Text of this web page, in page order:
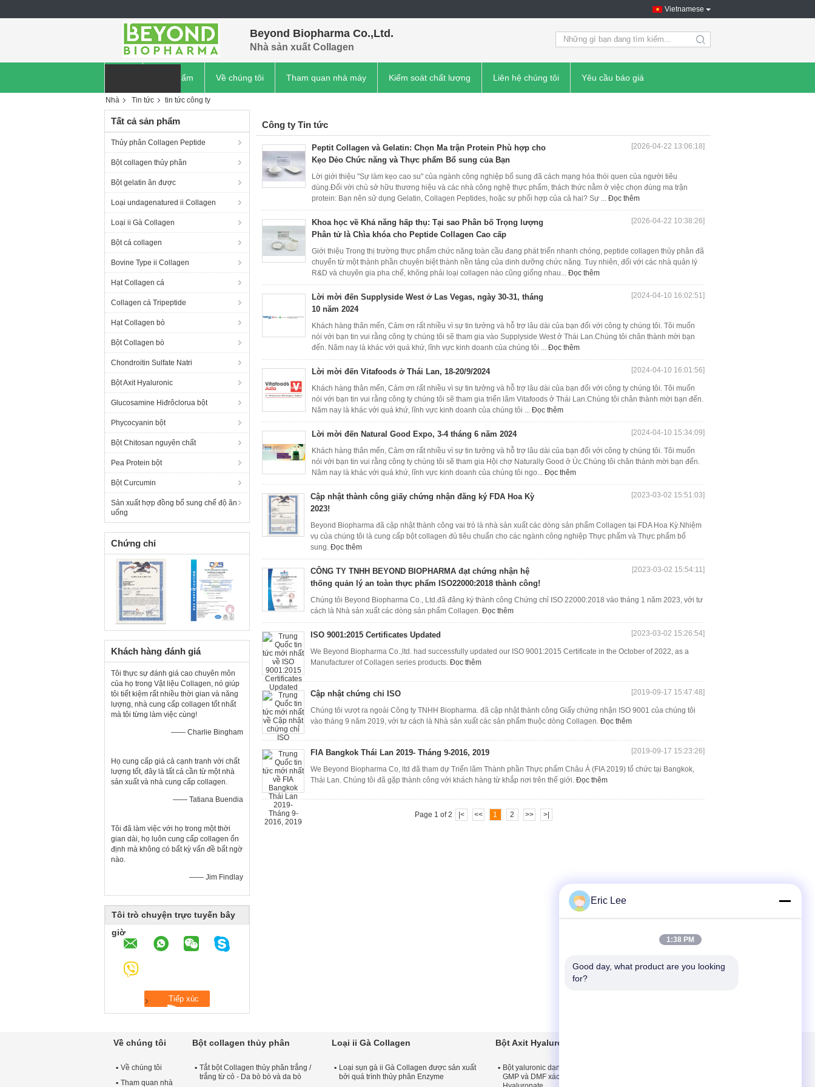
Vietnamese
Beyond Biopharma Co.,Ltd.
Nhà sản xuất Collagen search
Sản phẩm Về chúng tôi Tham quan nhà máy Kiểm soát chất lượng Liên hệ chúng tôi Yêu cầu báo giá
tin tức công ty
Nhà Tin tức tin tức công ty
Tất cả sản phẩm
Thủy phân Collagen Peptide
Bột collagen thủy phân
Bột gelatin ăn được
Loại undagenatured ii Collagen
Loại ii Gà Collagen
Bột cá collagen
Bovine Type ii Collagen
Hạt Collagen cá
Collagen cá Tripeptide
Hạt Collagen bò
Bột Collagen bò
Chondroitin Sulfate Natri
Bột Axit Hyaluronic
Glucosamine Hiđrôclorua bột
Phycocyanin bột
Bột Chitosan nguyên chất
Pea Protein bột
Bột Curcumin
Sản xuất hợp đồng bổ sung chế độ ăn
uống
Chứng chỉ
Khách hàng đánh giá
Tôi thực sự đánh giá cao chuyên môn
của họ trong Vật liệu Collagen, nó giúp
tôi tiết kiệm rất nhiều thời gian và năng
lượng, nhà cung cấp collagen tốt nhất
mà tôi từng làm việc cùng!
—— Charlie Bingham
Họ cung cấp giá cả cạnh tranh với chất
lượng tốt, đây là tất cả cần từ một nhà
sản xuất và nhà cung cấp collagen.
—— Tatiana Buendia
Tôi đã làm việc với họ trong một thời
gian dài, họ luôn cung cấp collagen ổn
định mà không có bất kỳ vấn đề bất ngờ
nào.
—— Jim Findlay
Tôi trò chuyện trực tuyến bây
giờ
Công ty Tin tức
Peptit Collagen và Gelatin: Chọn Ma trận Protein Phù hợp cho
Kẹo Dẻo Chức năng và Thực phẩm Bổ sung của Bạn
[2026-04-22 13:06:18]
Lời giới thiệu "Sự làm kẹo cao su" của ngành công nghiệp bổ sung đã cách mạng hóa thói quen của người tiêu
dùng.Đối với chủ sở hữu thương hiệu và các nhà công nghệ thực phẩm, thách thức nằm ở việc chọn đúng ma trận
protein: Bạn nên sử dụng Gelatin, Collagen Peptides, hoặc sự phối hợp của cả hai? Sự ... Đọc thêm
Khoa học về Khả năng hấp thụ: Tại sao Phân bố Trọng lượng
Phân tử là Chìa khóa cho Peptide Collagen Cao cấp
[2026-04-22 10:38:26]
Giới thiệu Trong thị trường thực phẩm chức năng toàn cầu đang phát triển nhanh chóng, peptide collagen thủy phân đã
chuyển từ một thành phần chuyên biệt thành nền tảng của dinh dưỡng chức năng. Tuy nhiên, đối với các nhà quản lý
R&D và chuyên gia pha chế, không phải loại collagen nào cũng giống nhau... Đọc thêm
Lời mời đến Supplyside West ở Las Vegas, ngày 30-31, tháng
10 năm 2024
[2024-04-10 16:02:51]
Khách hàng thân mến, Cảm ơn rất nhiều vì sự tin tưởng và hỗ trợ lâu dài của bạn đối với công ty chúng tôi. Tôi muốn
nói với bạn tin vui rằng công ty chúng tôi sẽ tham gia vào Supplyside West ở Thái Lan.Chúng tôi chân thành mời bạn
đến. Năm nay là khác với quá khứ, lĩnh vực kinh doanh của chúng tôi ... Đọc thêm
Lời mời đến Vitafoods ở Thái Lan, 18-20/9/2024 [2024-04-10 16:01:56]
Khách hàng thân mến, Cảm ơn rất nhiều vì sự tin tưởng và hỗ trợ lâu dài của bạn đối với công ty chúng tôi. Tôi muốn
nói với bạn tin vui rằng công ty chúng tôi sẽ tham gia triển lãm Vitafoods ở Thái Lan.Chúng tôi chân thành mời bạn đến.
Năm nay là khác với quá khứ, lĩnh vực kinh doanh của chúng tôi ... Đọc thêm
Lời mời đến Natural Good Expo, 3-4 tháng 6 năm 2024 [2024-04-10 15:34:09]
Khách hàng thân mến, Cảm ơn rất nhiều vì sự tin tưởng và hỗ trợ lâu dài của bạn đối với công ty chúng tôi. Tôi muốn
nói với bạn tin vui rằng công ty chúng tôi sẽ tham gia Hội chợ Naturally Good ở Úc.Chúng tôi chân thành mời bạn đến.
Năm nay là khác với quá khứ, lĩnh vực kinh doanh của chúng tôi ngo... Đọc thêm
Cập nhật thành công giấy chứng nhận đăng ký FDA Hoa Kỳ
2023!
[2023-03-02 15:51:03]
Beyond Biopharma đã cập nhật thành công vai trò là nhà sản xuất các dòng sản phẩm Collagen tại FDA Hoa Kỳ.Nhiệm
vụ của chúng tôi là cung cấp bột collagen đủ tiêu chuẩn cho các ngành công nghiệp Thực phẩm và Thực phẩm bổ
sung. Đọc thêm
CÔNG TY TNHH BEYOND BIOPHARMA đạt chứng nhận hệ
thống quản lý an toàn thực phẩm ISO22000:2018 thành công!
[2023-03-02 15:54:11]
Chúng tôi Beyond Biopharma Co., Ltd.đã đăng ký thành công Chứng chỉ ISO 22000:2018 vào tháng 1 năm 2023, với tư
cách là Nhà sản xuất các dòng sản phẩm Collagen. Đọc thêm
ISO 9001:2015 Certificates Updated [2023-03-02 15:26:54]
We Beyond Biopharma Co.,ltd. had successfully updated our ISO 9001:2015 Certificate in the October of 2022, as a
Manufacturer of Collagen series products. Đọc thêm
Cập nhật chứng chỉ ISO [2019-09-17 15:47:48]
Chúng tôi vượt ra ngoài Công ty TNHH Biopharma. đã cập nhật thành công Giấy chứng nhận ISO 9001 của chúng tôi
vào tháng 9 năm 2019, với tư cách là Nhà sản xuất các sản phẩm thuộc dòng Collagen. Đọc thêm
FIA Bangkok Thái Lan 2019- Tháng 9-2016, 2019 [2019-09-17 15:23:26]
We Beyond Biopharma Co, ltd đã tham dự Triển lãm Thành phần Thực phẩm Châu Á (FIA 2019) tổ chức tại Bangkok,
Thái Lan. Chúng tôi đã gặp thành công với khách hàng từ khắp nơi trên thế giới. Đọc thêm
Page 1 of 2 |< << 1 2 >> >|
Về chúng tôi
Về chúng tôi
Tham quan nhà
Bột collagen thủy phân
Tắt bột Collagen thủy phân trắng /
trắng từ cỏ - Da bò bò và da bò
Loại ii Gà Collagen
Loại sụn gà ii Gà Collagen được sản xuất
bởi quá trình thủy phân Enzyme
Bột Axit Hyaluronic
Bột yaluronic dạng bột y tế cấp,
GMP và DMF xác minh Sodium
Eric Lee
1:38 PM
Good day, what product are you looking
for?